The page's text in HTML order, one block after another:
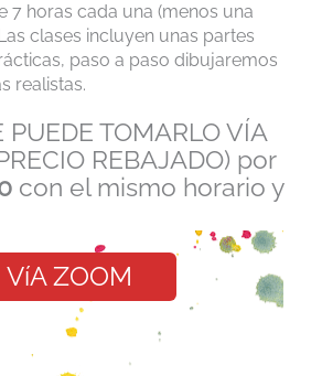
7 horas cada una (menos una
clases incluyen unas partes
paso a paso dibujaremos
realistas.
PUEDE TOMARLO VÍA
REBAJADO) por
con el mismo horario y
VíA ZOOM